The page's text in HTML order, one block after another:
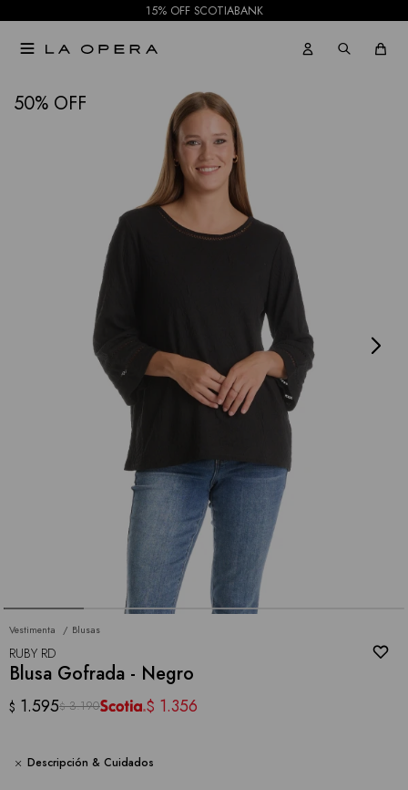
15% OFF SCOTIABANK

50
Vestimenta Blusas
RUBY RD
Blusa Gofrada - Negro
$ 1.595$ 3.190 $ 1.356
Descripción & Cuidados
NOTIFICARME